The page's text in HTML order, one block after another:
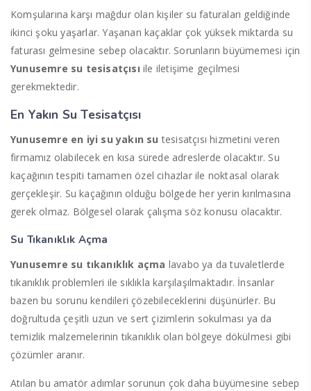
Komşularına karşı mağdur olan kişiler su faturaları geldiğinde
ikinci şoku yaşarlar. Yaşanan kaçaklar çok yüksek miktarda su
faturası gelmesine sebep olacaktır. Sorunların büyümemesi için
Yunusemre su tesisatçısıile iletişime geçilmesi
gerekmektedir.
En Yakın Su Tesisatçısı
Yunusemre en iyi su yakın sutesisatçısı hizmetini veren
firmamız olabilecek en kısa sürede adreslerde olacaktır. Su
kaçağının tespiti tamamen özel cihazlar ile noktasal olarak
gerçekleşir. Su kaçağının olduğu bölgede her yerin kırılmasına
gerek olmaz. Bölgesel olarak çalışma söz konusu olacaktır.
Su Tıkanıklık Açma
Yunusemre su tıkanıklık açma lavabo ya da tuvaletlerde
tıkanıklık problemleri ile sıklıkla karşılaşılmaktadır. İnsanlar
bazen bu sorunu kendileri çözebileceklerini düşünürler. Bu
doğrultuda çeşitli uzun ve sert çizimlerin sokulması ya da
temizlik malzemelerinin tıkanıklık olan bölgeye dökülmesi gibi
çözümler aranır.
Atılan bu amatör adımlar sorunun çok daha büyümesine sebep